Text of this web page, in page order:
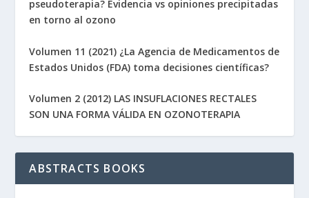
pseudoterapia? Evidencia vs opiniones precipitadas
en torno al ozono
Volumen 11 (2021) ¿La Agencia de Medicamentos de
Estados Unidos (FDA) toma decisiones científicas?
Volumen 2 (2012) LAS INSUFLACIONES RECTALES
SON UNA FORMA VÁLIDA EN OZONOTERAPIA
ABSTRACTS BOOKS